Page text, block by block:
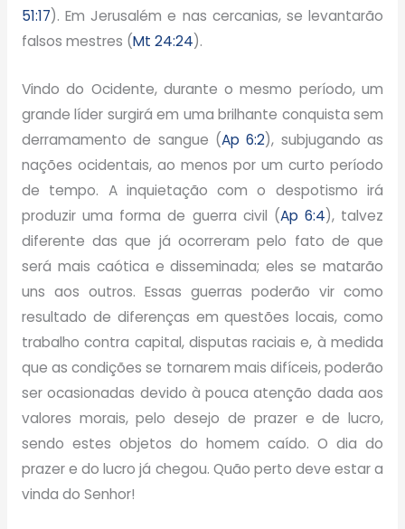
51:17). Em Jerusalém e nas cercanias, se levantarão
falsos mestres (Mt 24:24).
Vindo do Ocidente, durante o mesmo período, um
grande líder surgirá em uma brilhante conquista sem
derramamento de sangue (Ap 6:2), subjugando as
nações ocidentais, ao menos por um curto período
de tempo. A inquietação com o despotismo irá
produzir uma forma de guerra civil (Ap 6:4), talvez
diferente das que já ocorreram pelo fato de que
será mais caótica e disseminada; eles se matarão
uns aos outros. Essas guerras poderão vir como
resultado de diferenças em questões locais, como
trabalho contra capital, disputas raciais e, à medida
que as condições se tornarem mais difíceis, poderão
ser ocasionadas devido à pouca atenção dada aos
valores morais, pelo desejo de prazer e de lucro,
sendo estes objetos do homem caído. O dia do
prazer e do lucro já chegou. Quão perto deve estar a
vinda do Senhor!